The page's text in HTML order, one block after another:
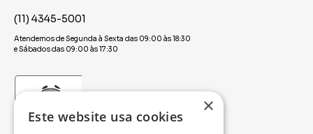
(11) 4345-5001
Atendemos de Segunda à Sexta das 09:00 às 18:30
e Sábados das 09:00 às 17:30
×
Este website usa cookies